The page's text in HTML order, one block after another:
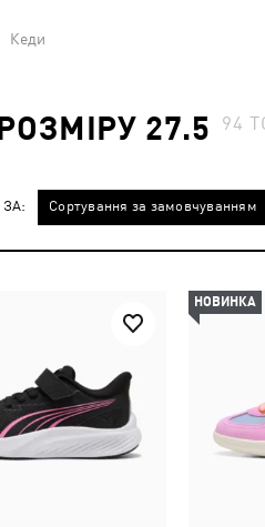
Кеди
27.5 94
ЗА: Сортування за замовчуванням
НОВИНКА